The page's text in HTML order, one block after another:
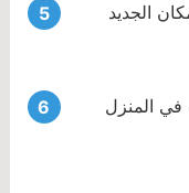
الجديد
في المنزل